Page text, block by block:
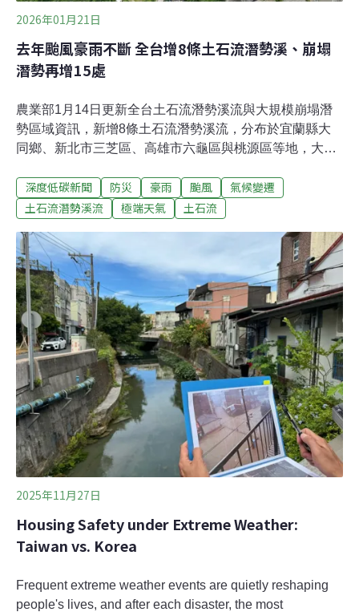
2026年01月21日
去年颱風豪雨不斷 全台增8條土石流潛勢溪、崩塌
潛勢再增15處
農業部1月14日更新全台土石流潛勢溪流與大規模崩塌潛
勢區域資訊，新增8條土石流潛勢溪流，分布於宜蘭縣大
同鄉、新北市三芝區、高雄市六龜區與桃源區等地，大規
部分區域是受到去年0728豪雨與丹娜絲颱風、薇帕颱風等
災害影響而新增納入，會要求地方政府在5月汛期以前更
石流潛勢溪再增8條農業部於1月14日更新全台土石流潛勢
溪流與大規模崩塌潛勢區域資訊。根據最新公告，新增8
條土石流潛勢溪流分布於宜蘭縣大同鄉、新北市三芝區、
南投縣埔里鎮、彰化縣二水鄉、高雄市六龜區及高雄市桃
源區，全台共計1753條土石流潛勢溪流。大規模崩塌潛勢
區新增15處，分布於新北市坪林區、桃園市復興區、新竹
縣五峰鄉、苗栗縣卓蘭鎮、台中市和平區、南投縣信義
鄉、嘉義縣竹崎鄉、高雄市六龜區、屏東縣三地門鄉、台
東縣海端鄉、台東縣卑南鄉、花蓮縣
深度低碳新聞 防災 豪雨 颱風
氣候變遷
土石流潛勢溪流
極端天氣 土石流
2025年11月27日
Housing Safety under Extreme Weather:
Taiwan vs. Korea
Frequent extreme weather events are quietly reshaping
people's lives, and after each disaster, the most